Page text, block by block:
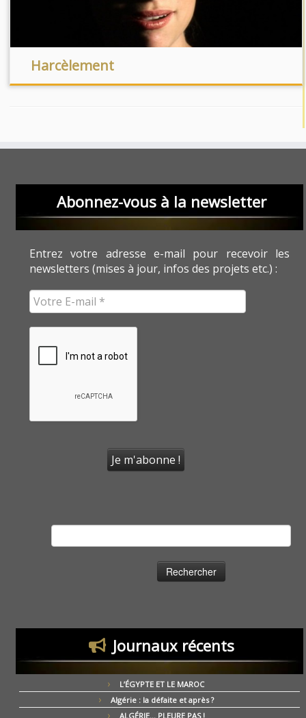
Harcèlement
Abonnez-vous à la newsletter
Entrez votre adresse e-mail pour recevoir les
newsletters (mises à jour, infos des projets etc.) :
Journaux récents
L’ÉGYPTE ET LE MAROC
Algérie : la défaite et après ?
ALGÉRIE… PLEURE PAS !